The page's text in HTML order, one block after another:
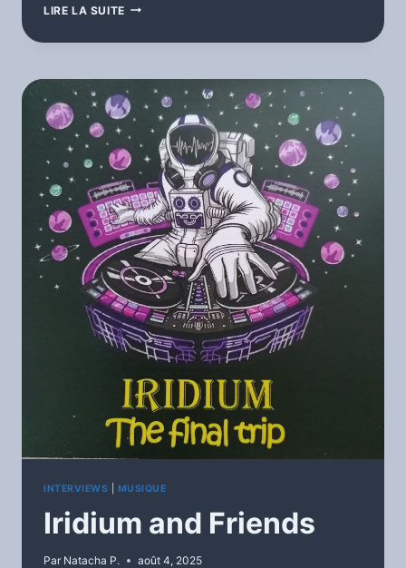
LIRE LA SUITE A160N
5
4
INTERVIEWS MUSIQUE
Iridium and Friends
Par Natacha P. août 4, 2025